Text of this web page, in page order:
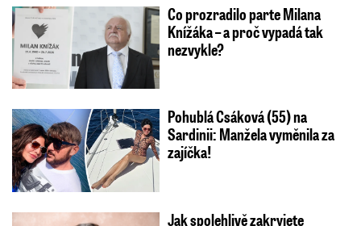
Co prozradilo parte Milana
Knížáka – a proč vypadá tak
nezvykle?
Pohublá Csáková (55) na
Sardinii: Manžela vyměnila za
zajíčka!
Jak spolehlivě zakryjete